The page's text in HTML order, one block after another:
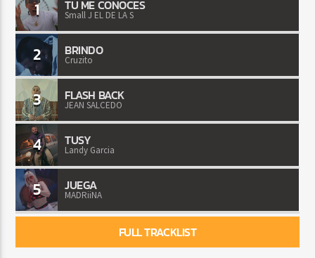
1 TU ME CONOCES
Small J EL DE LA S
2 BRINDO
Cruzito
3 FLASH BACK
JEAN SALCEDO
4 TUSY
Landy Garcia
5 JUEGA
MADRiiNA
FULL TRACKLIST